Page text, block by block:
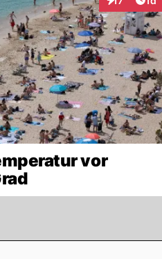
vor